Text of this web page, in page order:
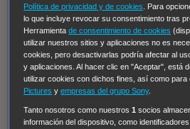
Hudson & Rex Diez libras y
Regreso al futuro III NUEVE
caballeros Tormenta infinita
y Lola High Country Los
Moonflower Murders Twisted
Hailey Dean Without Sin:
Política de privacidad y de cookies
. Para
lo que incluye revocar su consentimiento tras
Herramientade consentimiento de cookies
utilizar nuestros sitios y aplicaciones no es
cookies, pero desactivarlas podría afectar al
y aplicaciones. Al hacer clic en "Aceptar", está
utilizar cookies con dichos fines, así como
Pictures yempresas del grupo Sony.
Tanto nosotros como nuestros1 socios
información del dispositivo, como